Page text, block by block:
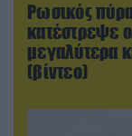
Ρωσικός
κατέστρεψε
μεγαλύτερα
(βίντεο)